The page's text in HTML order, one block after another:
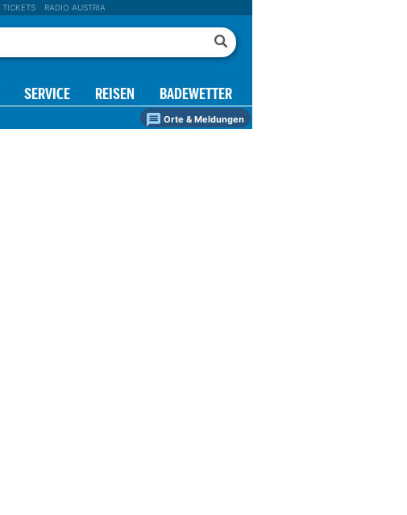
TICKETS RADIO AUSTRIA
SERVICE REISEN BADEWETTER
Orte & Meldungen